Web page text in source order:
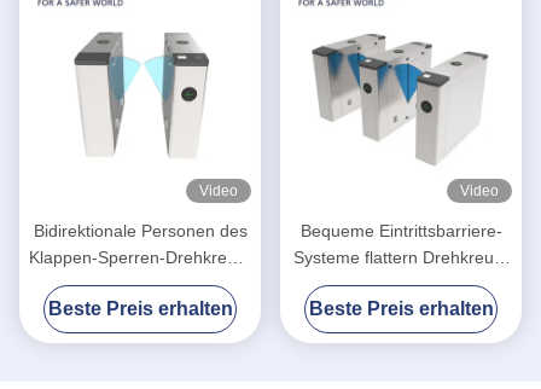
Video
Bidirektionale Personen des
Klappen-Sperren-Drehkreuz-
35/minimale Durchfahrt-
Geschwindigkeit
Beste Preis erhalten
Video
Bequeme Eintrittsbarriere-
Systeme flattern Drehkreuz-
Tor
Beste Preis erhalten